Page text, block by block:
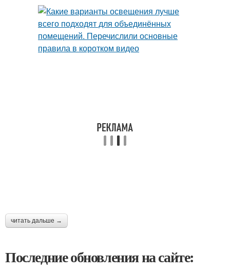
читать дальше →
Последние обновления на сайте: